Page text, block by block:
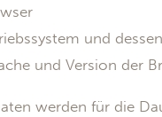
und
und Version der
werden für die